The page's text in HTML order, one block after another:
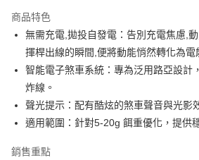
4.訂單成立30分鐘內，如未前往確認交易或遇審
消。如遇「轉專審核」未通過狀況，表示未達大
法說明評估內容。
【繳款方式說明】
1.分期款項不併入電信帳單，「大哥付你分期」
醒簡訊。
帳／街口支付／iPASS MONEY」等通路繳費。
1.本服務係由「台灣大哥大股份有限公司」（以
便利好安心！
２．便利：只要手機號碼，簡訊認證，即可結帳
３．安心：先確認商品／服務後，再付款。
【「AFTEE先享後付」結帳流程】
１．於結帳方式選擇「AFTEE先享後付」後，將
結帳頁面，進行簡訊認證並確認金額後，即可完
３．收到繳費通知簡訊後14天內，點擊此簡訊中
※ 請注意：結帳手續完成當下不需立刻繳費，但
貨到付款
運送方式
全家取貨付款
每筆NT$60，滿NT$1,200(含以上)免運費
付款後全家取貨
每筆NT$60，滿NT$1,200(含以上)免運費
商品特色
無需充電,拋投自發電：告別充電焦慮,
揮桿出線的瞬間,便將動能悄然轉化為電
智能電子煞車系統：專為泛用路亞設計
炸線。
聲光提示：配有酷炫的煞車聲音與光影
適用範圍：針對5-20g 餌重優化，提供
銷售重點